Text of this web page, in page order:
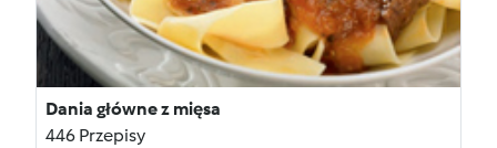
Dania główne z mięsa
446 Przepisy